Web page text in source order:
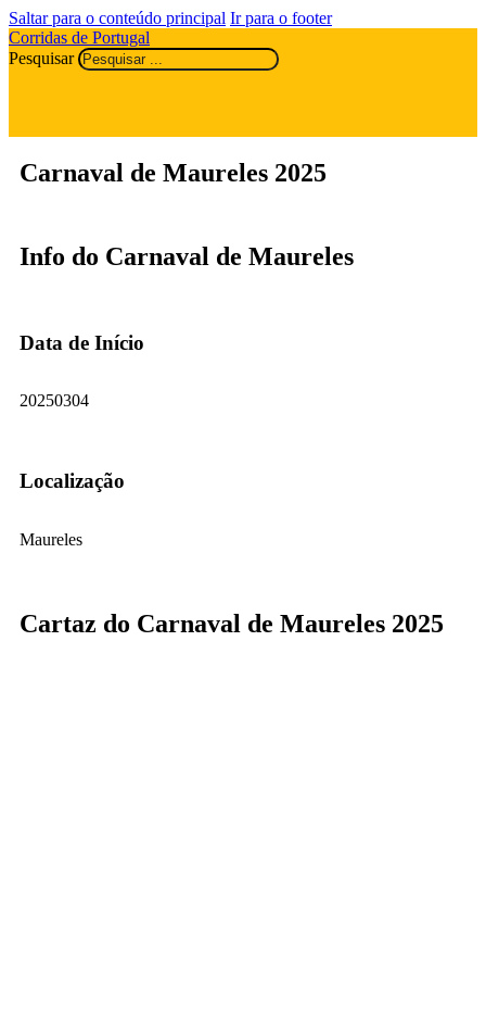
Saltar para o conteúdo principal Ir para o footer
Corridas de Portugal
Pesquisar
Carnaval de Maureles 2025
Info do Carnaval de Maureles
Data de Início
20250304
Localização
Maureles
Cartaz do Carnaval de Maureles 2025